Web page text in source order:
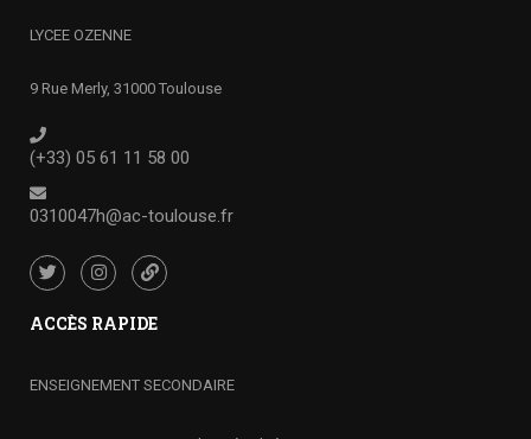
LYCEE OZENNE
9 Rue Merly, 31000 Toulouse
(+33) 05 61 11 58 00
0310047h@ac-toulouse.fr
ACCÈS RAPIDE
ENSEIGNEMENT SECONDAIRE